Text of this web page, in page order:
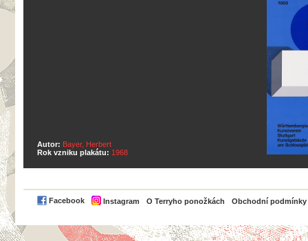
Autor: Bayer, Herbert
Rok vzniku plakátu: 1968
Facebook Instagram O Terryho ponožkách Obchodní podmínky
PayPal